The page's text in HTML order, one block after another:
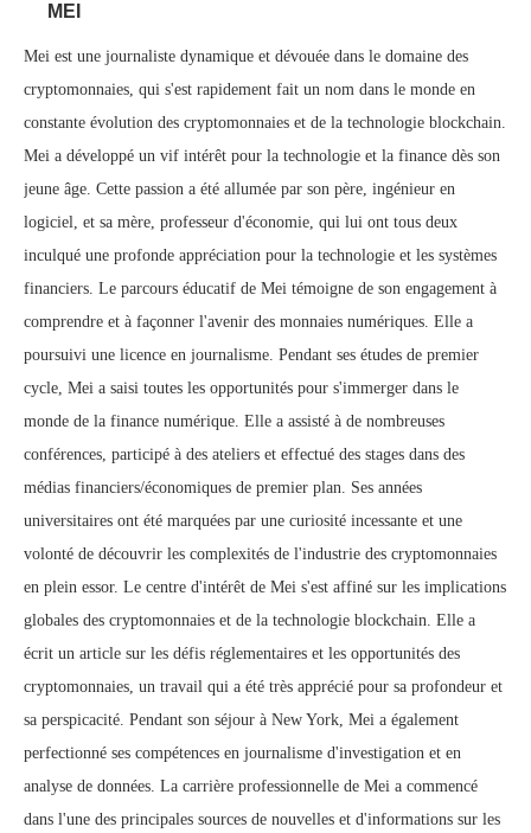
MEI
Mei est une journaliste dynamique et dévouée dans le domaine des
cryptomonnaies, qui s'est rapidement fait un nom dans le monde en
constante évolution des cryptomonnaies et de la technologie blockchain.
Mei a développé un vif intérêt pour la technologie et la finance dès son
jeune âge. Cette passion a été allumée par son père, ingénieur en
logiciel, et sa mère, professeur d'économie, qui lui ont tous deux
inculqué une profonde appréciation pour la technologie et les systèmes
financiers. Le parcours éducatif de Mei témoigne de son engagement à
comprendre et à façonner l'avenir des monnaies numériques. Elle a
poursuivi une licence en journalisme. Pendant ses études de premier
cycle, Mei a saisi toutes les opportunités pour s'immerger dans le
monde de la finance numérique. Elle a assisté à de nombreuses
conférences, participé à des ateliers et effectué des stages dans des
médias financiers/économiques de premier plan. Ses années
universitaires ont été marquées par une curiosité incessante et une
volonté de découvrir les complexités de l'industrie des cryptomonnaies
en plein essor. Le centre d'intérêt de Mei s'est affiné sur les implications
globales des cryptomonnaies et de la technologie blockchain. Elle a
écrit un article sur les défis réglementaires et les opportunités des
cryptomonnaies, un travail qui a été très apprécié pour sa profondeur et
sa perspicacité. Pendant son séjour à New York, Mei a également
perfectionné ses compétences en journalisme d'investigation et en
analyse de données. La carrière professionnelle de Mei a commencé
dans l'une des principales sources de nouvelles et d'informations sur les